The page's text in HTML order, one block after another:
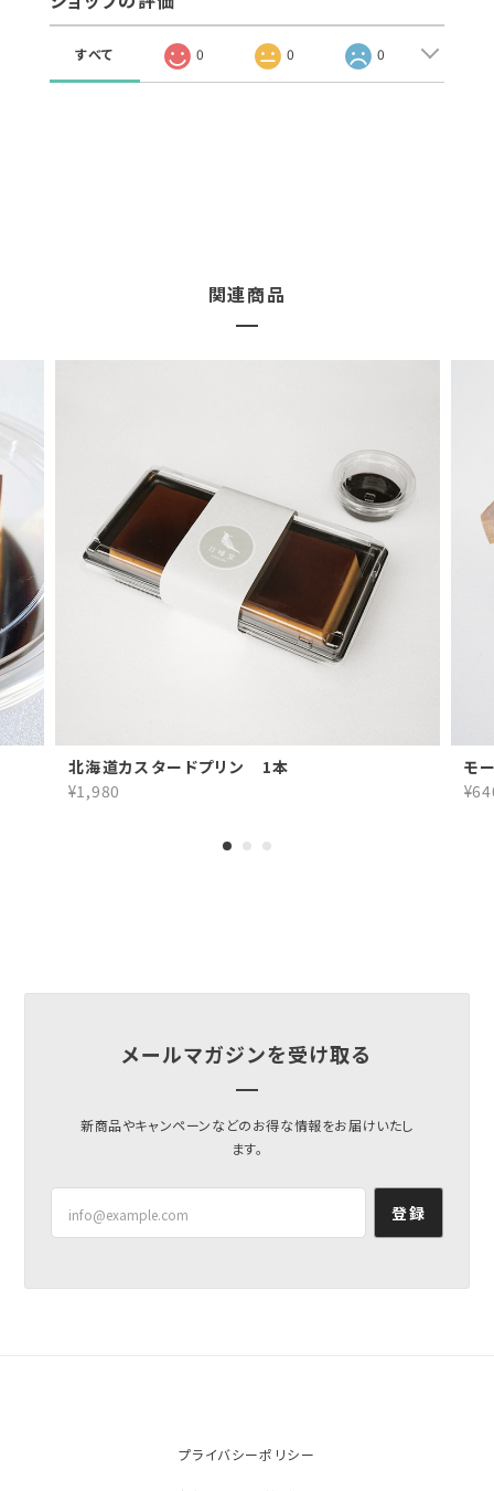
すべて 0 0 0
関連商品
北海道カスタードプリン 1本
¥1,980
モ
メールマガジンを受け取る
新商品やキャンペーンなどのお得な情報をお届けいたし
ます。
登録
プライバシーポリシー